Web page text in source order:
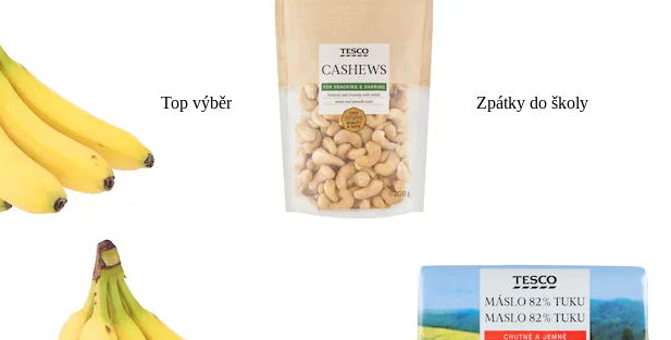
Top výběr Zpátky do školy